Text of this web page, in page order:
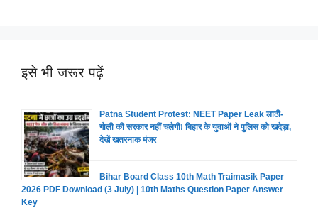
इसे भी जरूर पढ़ें
Patna Student Protest: NEET Paper Leak लाठी-
गोली की सरकार नहीं चलेगी! बिहार के युवाओं ने पुलिस को खदेड़ा,
देखें खतरनाक मंजर
Bihar Board Class 10th Math Traimasik Paper
2026 PDF Download (3 July) | 10th Maths Question Paper Answer
Key